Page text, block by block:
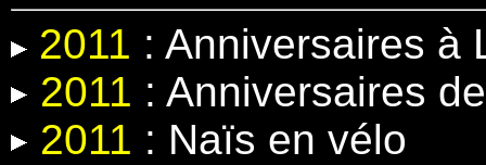
2011 : Anniversaires à
2011 : Anniversaires
2011 : Naïs en vélo